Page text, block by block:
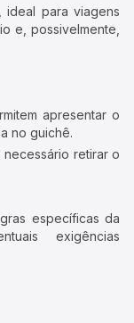
ideal para viagens
e, possivelmente,
apresentar o
no guichê.
retirar o
específicas da
exigências